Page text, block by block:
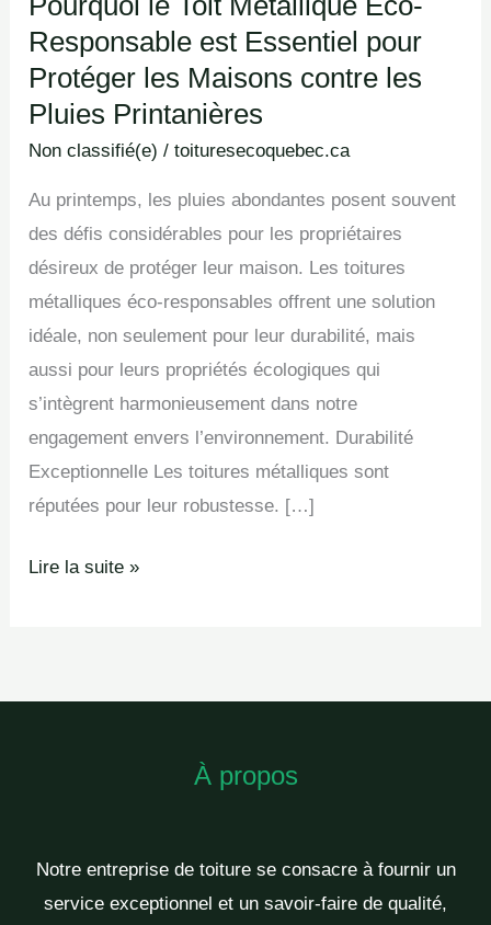
Responsable est Essentiel pour
Protéger les Maisons contre les
Pluies Printanières
Non classifié(e) /toituresecoquebec.ca
Au printemps, les pluies abondantes posent souvent
des défis considérables pour les propriétaires
désireux de protéger leur maison. Les toitures
métalliques éco-responsables offrent une solution
idéale, non seulement pour leur durabilité, mais
aussi pour leurs propriétés écologiques qui
s’intègrent harmonieusement dans notre
engagement envers l’environnement. Durabilité
Exceptionnelle Les toitures métalliques sont
réputées pour leur robustesse. […]
Pluies
Printanières
Lire la suite »
À propos
Notre entreprise de toiture se consacre à fournir un
service exceptionnel et un savoir-faire de qualité,